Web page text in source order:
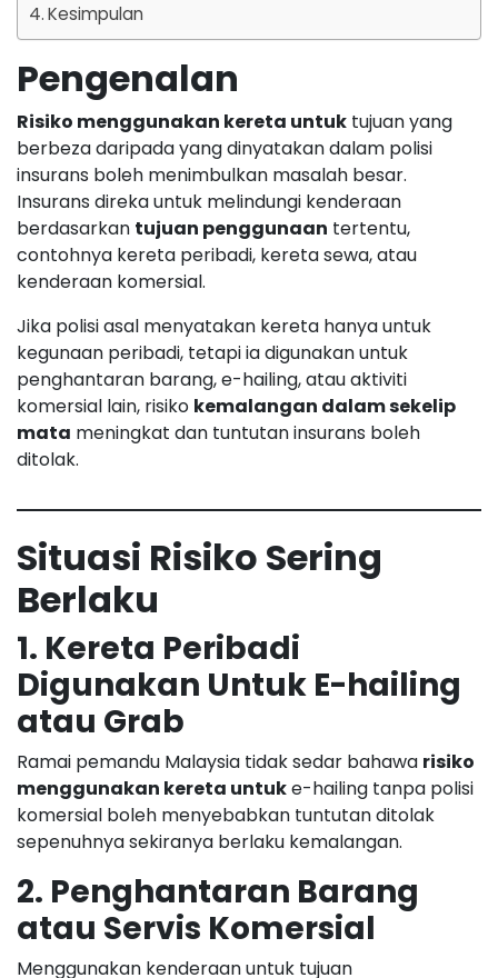
Kesimpulan
Pengenalan
Risiko menggunakan kereta untuk tujuan yang
berbeza daripada yang dinyatakan dalam polisi
insurans boleh menimbulkan masalah besar.
Insurans direka untuk melindungi kenderaan
berdasarkan tujuan penggunaan tertentu,
contohnya kereta peribadi, kereta sewa, atau
kenderaan komersial.
Jika polisi asal menyatakan kereta hanya untuk
kegunaan peribadi, tetapi ia digunakan untuk
penghantaran barang, e-hailing, atau aktiviti
komersial lain, risiko kemalangan dalam sekelip
mata meningkat dan tuntutan insurans boleh
ditolak.
Situasi Risiko Sering
Berlaku
1. Kereta Peribadi
Digunakan Untuk E-hailing
atau Grab
Ramai pemandu Malaysia tidak sedar bahawa risiko
menggunakan kereta untuke-hailing tanpa polisi
komersial boleh menyebabkan tuntutan ditolak
sepenuhnya sekiranya berlaku kemalangan.
2. Penghantaran Barang
atau Servis Komersial
Menggunakan kenderaan untuk tujuan